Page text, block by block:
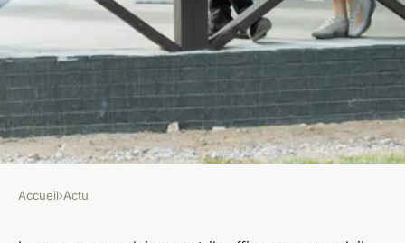
Accueil›Actu